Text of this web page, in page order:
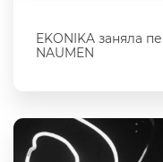
EKONIKA заняла
NAUMEN